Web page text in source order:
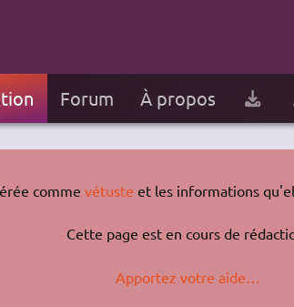
Forum À propos
comme vétuste et les informations
Cette page est en cours de
Apportez votre aide…